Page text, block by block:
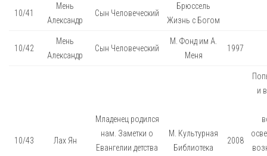
10/41
Мень
Александр
Сын Человеческий
Брюссель
Жизнь с Богом
10/42
Мень
Александр
Сын Человеческий
М. Фонд им А.
Меня
1997
10/43 Лах Ян
Младенец родился
нам. Заметки о
Евангелии детства
М. Культурная
Библиотека
2008
и